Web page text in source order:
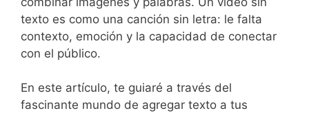
texto es como una canción sin letra: le falta
contexto, emoción y la capacidad de conectar
con el público.
En este artículo, te guiaré a través del
fascinante mundo de agregar texto a tus